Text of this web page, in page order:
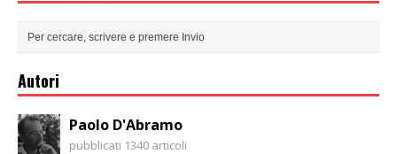
Autori
Paolo D'Abramo
pubblicati 1340 articoli